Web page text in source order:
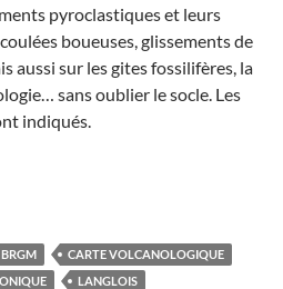
pyroclastiques et leurs
boueuses, glissements de
aussi sur les gites fossilifères, la
sans oublier le socle. Les
indiqués.
volcanologique de la chaîne des
BRGM
CARTE VOLCANOLOGIQUE
LANGLOIS